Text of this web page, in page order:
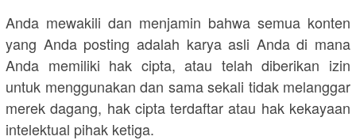
Anda mewakili dan menjamin bahwa semua konten
yang Anda posting adalah karya asli Anda di mana
Anda memiliki hak cipta, atau telah diberikan izin
untuk menggunakan dan sama sekali tidak melanggar
merek dagang, hak cipta terdaftar atau hak kekayaan
intelektual pihak ketiga.